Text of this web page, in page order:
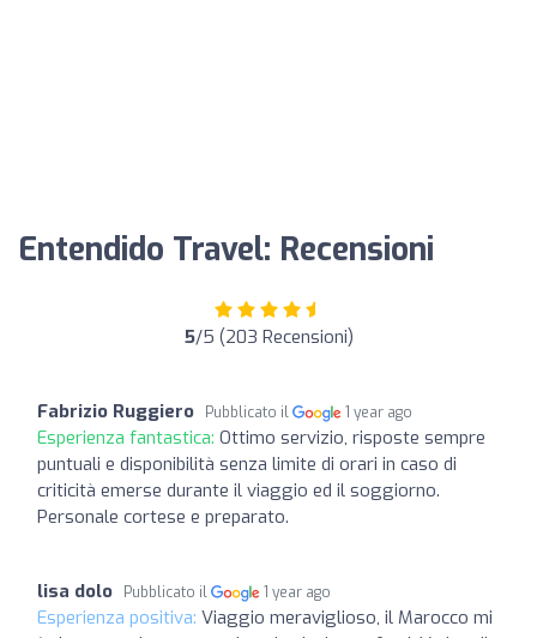
Entendido Travel: Recensioni
5/5 (203 Recensioni)
Fabrizio Ruggiero Pubblicato il 1 year ago
Esperienza fantastica: Ottimo servizio, risposte sempre
puntuali e disponibilità senza limite di orari in caso di
criticità emerse durante il viaggio ed il soggiorno.
Personale cortese e preparato.
lisa dolo Pubblicato il 1 year ago
Esperienza positiva: Viaggio meraviglioso, il Marocco mi